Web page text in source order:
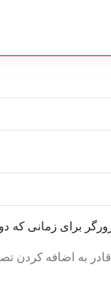
برای زمانی که
به اضافه کردن